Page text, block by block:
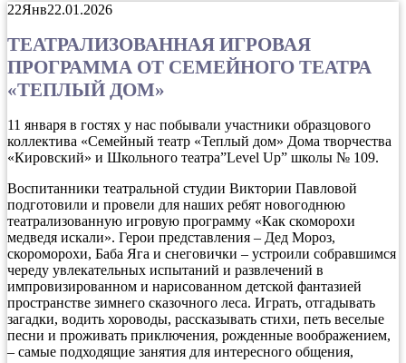
22Янв22.01.2026
ТЕАТРАЛИЗОВАННАЯ ИГРОВАЯ
ПРОГРАММА ОТ СЕМЕЙНОГО ТЕАТРА
«ТЕПЛЫЙ ДОМ»
11 января в гостях у нас побывали участники образцового
коллектива «Семейный театр «Теплый дом» Дома творчества
«Кировский» и Школьного театра”Level Up” школы № 109.
Воспитанники театральной студии Виктории Павловой
подготовили и провели для наших ребят новогоднюю
театрализованную игровую программу «Как скоморохи
медведя искали». Герои представления – Дед Мороз,
скороморохи, Баба Яга и снеговички – устроили собравшимся
череду увлекательных испытаний и развлечений в
импровизированном и нарисованном детской фантазией
пространстве зимнего сказочного леса. Играть, отгадывать
загадки, водить хороводы, рассказывать стихи, петь веселые
песни и проживать приключения, рожденные воображением,
– самые подходящие занятия для интересного общения,